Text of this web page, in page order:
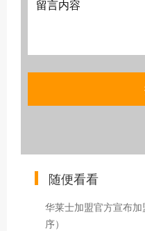
随便看看
华莱士加盟官方宣布
序）